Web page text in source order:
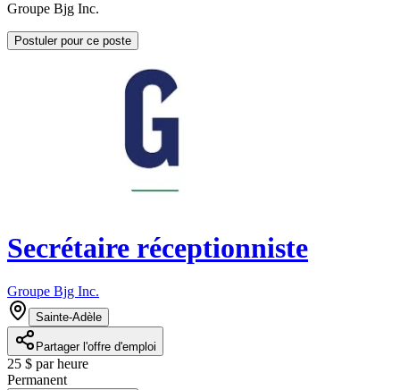
Groupe Bjg Inc.
Postuler pour ce poste
Secrétaire réceptionniste
Groupe Bjg Inc.
Sainte-Adèle
Partager l'offre d'emploi
25 $ par heure
Permanent